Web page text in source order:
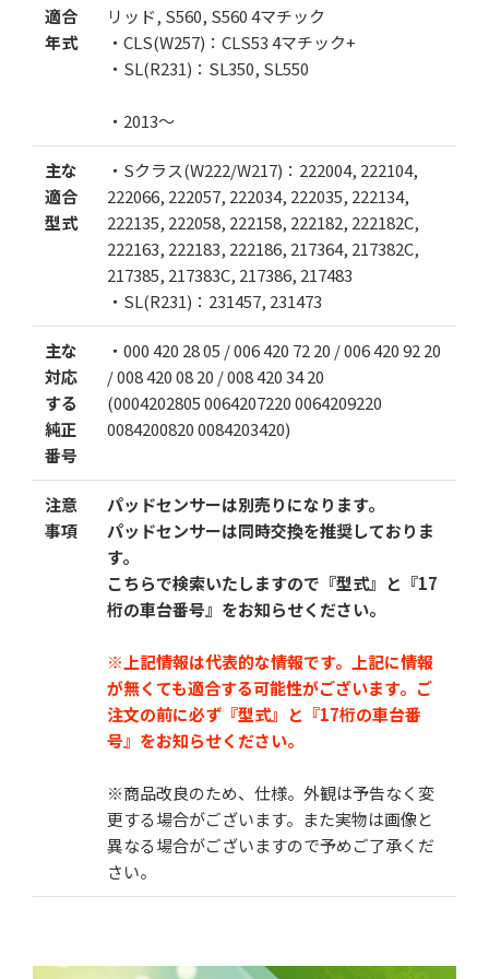
カートに追加する
お気に入りに追加
適合
年式
リッド, S560, S560 4マチック
・CLS(W257)：CLS53 4マチック+
・SL(R231)：SL350, SL550
・2013～
主な
適合
型式
・Sクラス(W222/W217)：222004, 222104,
222066, 222057, 222034, 222035, 222134,
222135, 222058, 222158, 222182, 222182C,
222163, 222183, 222186, 217364, 217382C,
217385, 217383C, 217386, 217483
・SL(R231)：231457, 231473
主な
対応
する
純正
番号
・000 420 28 05 / 006 420 72 20 / 006 420 92 20
/ 008 420 08 20 / 008 420 34 20
(0004202805 0064207220 0064209220
0084200820 0084203420)
注意
事項
パッドセンサーは別売りになります。
パッドセンサーは同時交換を推奨しておりま
す。
こちらで検索いたしますので『型式』と『17
桁の車台番号』をお知らせください。
※上記情報は代表的な情報です。上記に情報
が無くても適合する可能性がございます。 ご
注文の前に必ず『型式』と『17桁の車台番
号』をお知らせください。
※商品改良のため、仕様。外観は予告なく変
更する場合がございます。また実物は画像と
異なる場合がございますので予めご了承くだ
さい。